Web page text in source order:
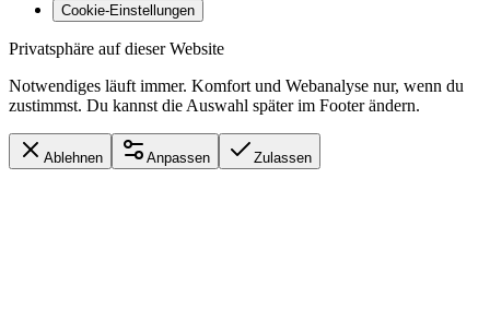
Cookie-Einstellungen
Privatsphäre auf dieser Website
Notwendiges läuft immer. Komfort und Webanalyse nur, wenn du
zustimmst. Du kannst die Auswahl später im Footer ändern.
Ablehnen Anpassen Zulassen